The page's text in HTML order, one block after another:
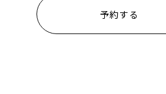
予約する